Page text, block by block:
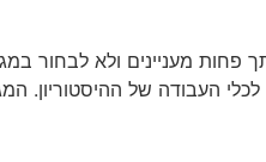
העבודה של ההיסטוריון.